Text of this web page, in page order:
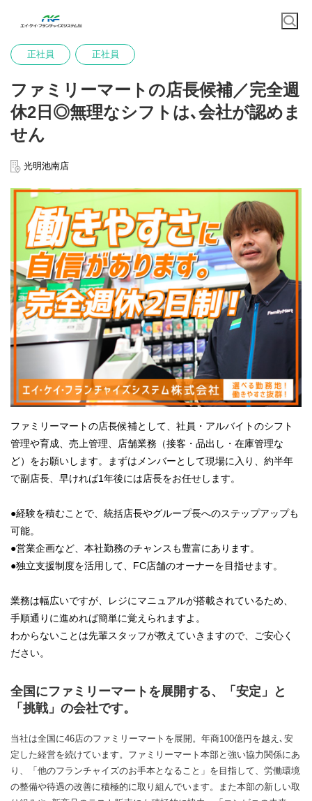
正社員 正社員
ファミリーマートの店長候補／完全週
休2日◎無理なシフトは､会社が認めま
せん
光明池南店
ファミリーマートの店長候補として、社員・アルバイトのシフト
管理や育成、売上管理、店舗業務（接客・品出し・在庫管理な
ど）をお願いします。まずはメンバーとして現場に入り、約半年
で副店長、早ければ1年後には店長をお任せします。
●経験を積むことで、統括店長やグループ長へのステップアップも
可能。
●営業企画など、本社勤務のチャンスも豊富にあります。
●独立支援制度を活用して、FC店舗のオーナーを目指せます。
業務は幅広いですが、レジにマニュアルが搭載されているため、
手順通りに進めれば簡単に覚えられますよ。
わからないことは先輩スタッフが教えていきますので、ご安心く
ださい。
全国にファミリーマートを展開する、「安定」と
「挑戦」の会社です。
当社は全国に46店のファミリーマートを展開。年商100億円を越え､安
定した経営を続けています。ファミリーマート本部と強い協力関係にあ
り、「他のフランチャイズのお手本となること」を目指して、労働環境
の整備や待遇の改善に積極的に取り組んでいます。また本部の新しい取